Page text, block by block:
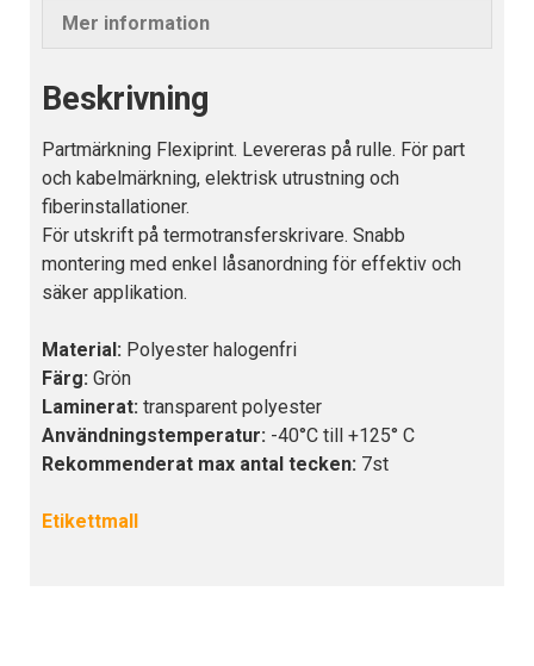
Mer information
Beskrivning
Partmärkning Flexiprint. Levereras på rulle. För part
och kabelmärkning, elektrisk utrustning och
fiberinstallationer.
För utskrift på termotransferskrivare. Snabb
montering med enkel låsanordning för effektiv och
säker applikation.
Material: Polyester halogenfri
Färg: Grön
Laminerat: transparent polyester
Användningstemperatur: -40°C till +125° C
Rekommenderat max antal tecken: 7st
Etikettmall